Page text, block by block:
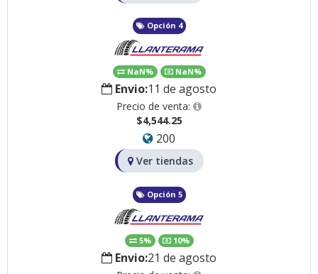
Opción 4
NaN% NaN%
Envio:11 de agosto
Precio de venta:
$4,544.25
200
Ver tiendas
Opción 5
5% 10%
Envio:21 de agosto